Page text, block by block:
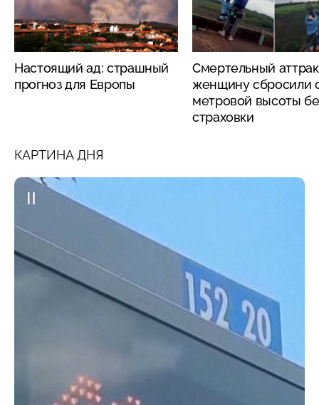
Настоящий ад: страшный
прогноз для Европы
Смертельный
женщину сбросили
метровой высоты
страховки
КАРТИНА ДНЯ